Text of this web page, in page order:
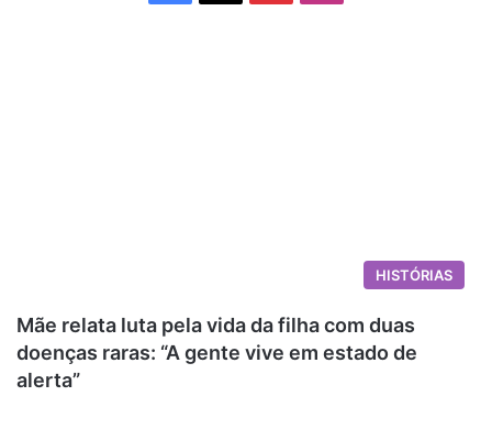
HISTÓRIAS
Mãe relata luta pela vida da filha com duas
doenças raras: “A gente vive em estado de
alerta”